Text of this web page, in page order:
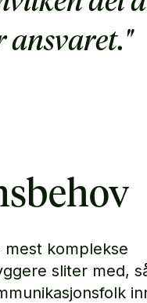
ansvaret."
komplekse
sliter med,